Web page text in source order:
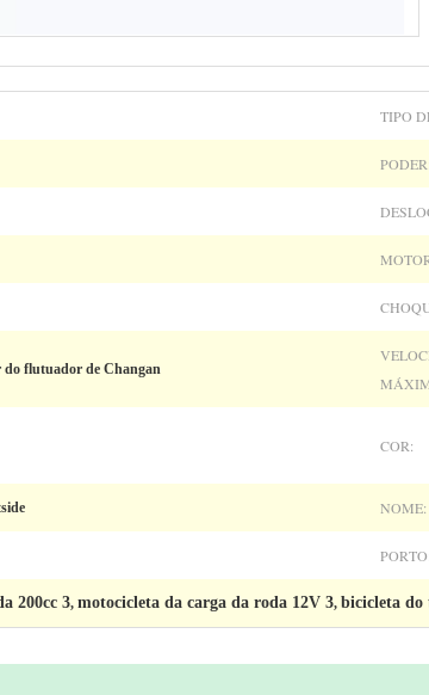
TIPO
PODER:
do flutuador de Changan
COR:
NOME:
PORTO:
200cc 3, motocicleta da carga da roda 12V 3, bicicleta do